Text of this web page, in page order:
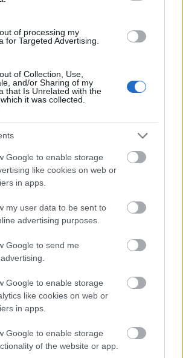
of processing my
for Targeted Advertising.
of Collection, Use,
and/or Sharing of my
that Is Unrelated with the
it was collected.
Google to enable storage
like cookies on web or
in apps.
my user data to be sent to
advertising purposes.
Google to send me
Google to enable storage
like cookies on web or
in apps.
Google to enable storage
of the website or app.
meglehetősen régen,
így hozta a sors, amúgy azon a
néhány erdélyi szerző
A Kaláka zenéjében
de ahogy a
a zenéhez, önmagunkhoz, a
való viszonyunk is sokat
45 évben. Ami engem illet,
években indult
azok bibliai dalok vagy
Az új anyagon is van citerás
énekcímű versére írt
mondta Gryllus Dániel.
a Művészetek Palotájában
Sándor-emlékév
a Ragyog a mindenség
mint felét eljátsszák, és